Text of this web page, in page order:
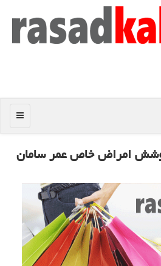
منو
پوشش امراض خاص عمر سامان